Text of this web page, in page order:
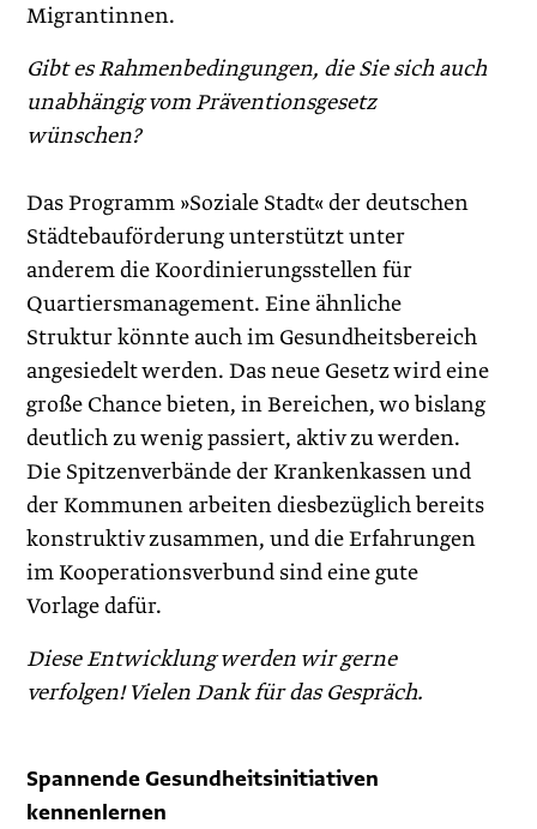
Migrantinnen.
Gibt es Rahmenbedingungen, die Sie sich auch
unabhängig vom Präventionsgesetz
wünschen?
Das Programm »Soziale Stadt« der deutschen
Städtebauförderung unterstützt unter
anderem die Koordinierungsstellen für
Quartiersmanagement. Eine ähnliche
Struktur könnte auch im Gesundheitsbereich
angesiedelt werden. Das neue Gesetz wird eine
große Chance bieten, in Bereichen, wo bislang
deutlich zu wenig passiert, aktiv zu werden.
Die Spitzenverbände der Krankenkassen und
der Kommunen arbeiten diesbezüglich bereits
konstruktiv zusammen, und die Erfahrungen
im Kooperationsverbund sind eine gute
Vorlage dafür.
Diese Entwicklung werden wir gerne
verfolgen! Vielen Dank für das Gespräch.
Spannende Gesundheitsinitiativen
kennenlernen